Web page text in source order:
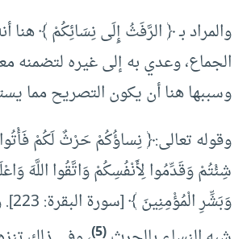
والمراد بـ ﴿ الرَّفَثُ إِلَى نِسَائِكُمْ ﴾ هنا
الجماع، وعدي به إلى غيره لتضمنه
وسببها هنا أن يكون التصريح مما
وقوله تعالى:﴿ نِساؤُكُمْ حَرْثٌ لَكُمْ
شِئْتُمْ وَقَدِّمُوا لِأَنْفُسِكُمْ وَاتَّقُوا اللَّهَ
(5)